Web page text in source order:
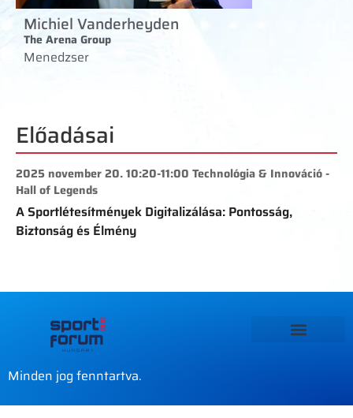
Michiel Vanderheyden
The Arena Group
Menedzser
Előadásai
2025 november 20. 10:20-11:00 Technológia & Innováció -
Hall of Legends
A Sportlétesítmények Digitalizálása: Pontosság,
Biztonság és Élmény
Minden jog fenntartva.